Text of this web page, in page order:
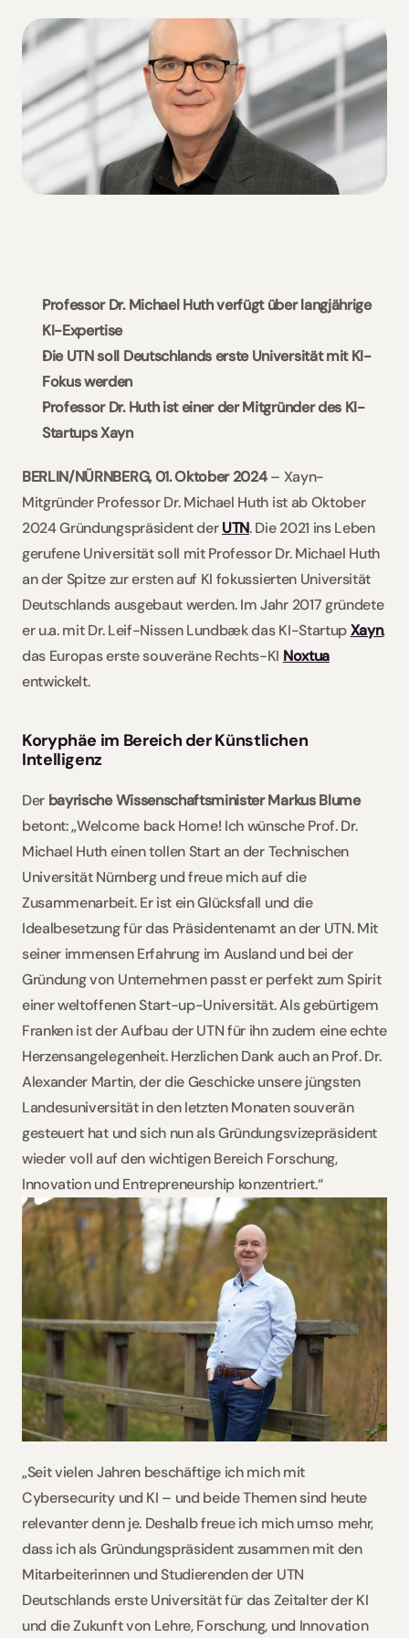
Professor Dr. Michael Huth verfügt über langjährige
KI-Expertise
Die UTN soll Deutschlands erste Universität mit KI-
Fokus werden
Professor Dr. Huth ist einer der Mitgründer des KI-
Startups Xayn
BERLIN/NÜRNBERG, 01. Oktober 2024 – Xayn-
Mitgründer Professor Dr. Michael Huth ist ab Oktober
2024 Gründungspräsident der UTN. Die 2021 ins Leben
gerufene Universität soll mit Professor Dr. Michael Huth
an der Spitze zur ersten auf KI fokussierten Universität
Deutschlands ausgebaut werden. Im Jahr 2017 gründete
er u.a. mit Dr. Leif-Nissen Lundbæk das KI-Startup Xayn,
das Europas erste souveräne Rechts-KI Noxtua
entwickelt.
Koryphäe im Bereich der Künstlichen
Intelligenz
Der bayrische Wissenschaftsminister Markus Blume
betont: „Welcome back Home! Ich wünsche Prof. Dr.
Michael Huth einen tollen Start an der Technischen
Universität Nürnberg und freue mich auf die
Zusammenarbeit. Er ist ein Glücksfall und die
Idealbesetzung für das Präsidentenamt an der UTN. Mit
seiner immensen Erfahrung im Ausland und bei der
Gründung von Unternehmen passt er perfekt zum Spirit
einer weltoffenen Start-up-Universität. Als gebürtigem
Franken ist der Aufbau der UTN für ihn zudem eine echte
Herzensangelegenheit. Herzlichen Dank auch an Prof. Dr.
Alexander Martin, der die Geschicke unsere jüngsten
Landesuniversität in den letzten Monaten souverän
gesteuert hat und sich nun als Gründungsvizepräsident
wieder voll auf den wichtigen Bereich Forschung,
Innovation und Entrepreneurship konzentriert.“
„Seit vielen Jahren beschäftige ich mich mit
Cybersecurity und KI – und beide Themen sind heute
relevanter denn je. Deshalb freue ich mich umso mehr,
dass ich als Gründungspräsident zusammen mit den
Mitarbeiterinnen und Studierenden der UTN
Deutschlands erste Universität für das Zeitalter der KI
und die Zukunft von Lehre, Forschung, und Innovation
Bulgaria / Ciela-Noxtua
Sweden / Blendow-Noxtua